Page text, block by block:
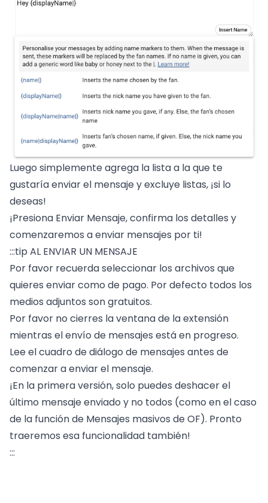
Luego simplemente agrega la lista a la que te
gustaría enviar el mensaje y excluye listas, ¡si lo
deseas!
¡Presiona Enviar Mensaje, confirma los detalles y
comenzaremos a enviar mensajes por ti!
:::tip AL ENVIAR UN MENSAJE
Por favor recuerda seleccionar los archivos que
quieres enviar como de pago. Por defecto todos los
medios adjuntos son gratuitos.
Por favor no cierres la ventana de la extensión
mientras el envío de mensajes está en progreso.
Lee el cuadro de diálogo de mensajes antes de
comenzar a enviar el mensaje.
¡En la primera versión, solo puedes deshacer el
último mensaje enviado y no todos (como en el caso
de la función de Mensajes masivos de OF). Pronto
traeremos esa funcionalidad también!
:::